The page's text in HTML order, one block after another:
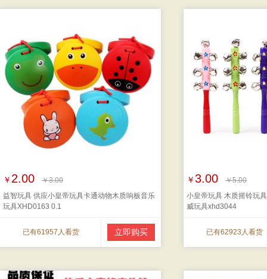
￥ 2.00
￥3.00
益智玩具 供应小皇帝玩具卡通动物木质响板音乐
玩具XHD0163 0.1
已有61957人看货 立即购买
￥3.00
￥5.00
小皇帝玩具 木质摇铃玩
威玩具xhd3044
已有62923人看货